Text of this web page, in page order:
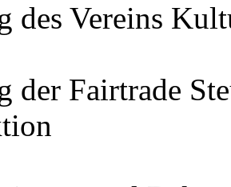
des Vereins
der Fairtrade